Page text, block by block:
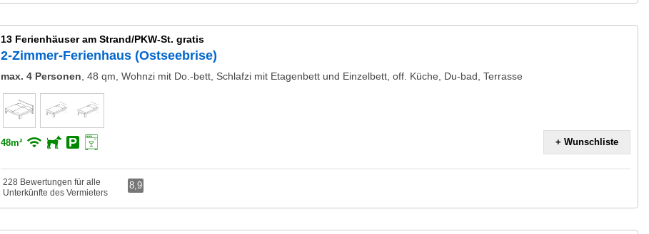
13 Ferienhäuser am Strand/PKW-St. gratis
2-Zimmer-Ferienhaus (Ostseebrise)
max. 4 Personen, 48 qm, Wohnzi mit Do.-bett, Schlafzi mit Etagenbett und Einzelbett, off. Küche, Du-bad, Terrasse
48m² + Wunschliste
228 Bewertungen für alle
Unterkünfte des Vermieters
8,9